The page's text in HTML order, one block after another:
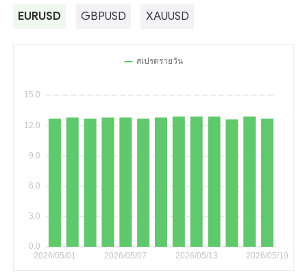
EURUSD GBPUSD XAUUSD